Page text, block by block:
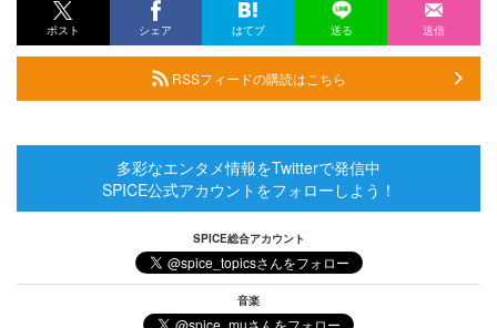
ポスト シェア はてブ 送る 送信
RSSフィードの購読はこちら
多彩なエンタメ情報をTwitterで発信中
SPICE公式アカウントをフォローしよう！
SPICE総合アカウント
音楽